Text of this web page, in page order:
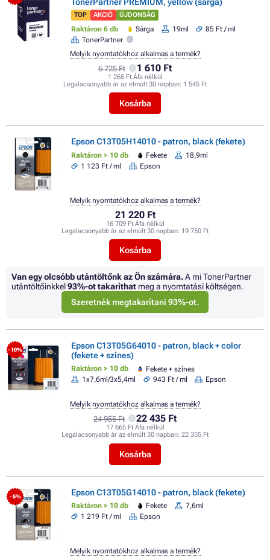
TOP AKCIÓ ÚJDONSÁG
Raktáron 6 db Sárga 19ml
85 Ft / ml
TonerPartner
6 725 Ft 1 610 Ft
1 268 Ft Áfa nélkül
Legalacsonyabb ár az elmúlt 30 napban: 1 545 Ft
Kosárba
Melyik nyomtatókhoz alkalmas a termék?
Epson C13T05H14010 - patron, black (fekete)
Raktáron > 10 db Fekete
18,9ml
1 123 Ft / ml
Epson
21 220 Ft
16 709 Ft Áfa nélkül
Legalacsonyabb ár az elmúlt 30 napban: 19 750 Ft
Kosárba
Melyik nyomtatókhoz alkalmas a termék?
Van egy olcsóbb utántöltőnk az Ön számára.A mi TonerPartner
utántöltőinkkel93%-ot takaríthat meg a nyomtatási költségen.
Szeretnék megtakarítani 93%-ot.
- 10%
Epson C13T05G64010 - patron, black + color
(fekete + színes)
Raktáron > 10 db
Fekete + színes
1x7,6ml/3x5,4ml
943 Ft / ml Epson
24 955 Ft 22 435 Ft
17 665 Ft Áfa nélkül
Legalacsonyabb ár az elmúlt 30 napban: 22 355 Ft
Kosárba
Melyik nyomtatókhoz alkalmas a termék?
- 5% Epson C13T05G14010 - patron, black (fekete)
Raktáron > 10 db Fekete
7,6ml
1 219 Ft / ml
Epson
Melyik nyomtatókhoz alkalmas a termék?